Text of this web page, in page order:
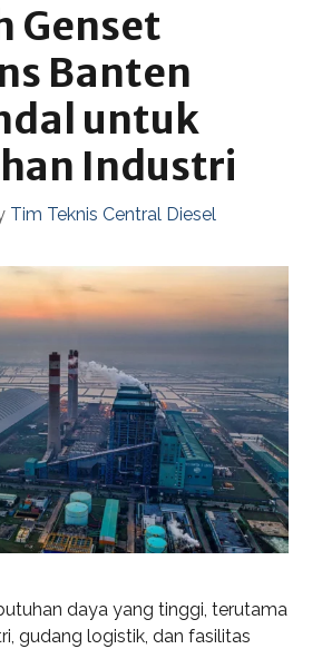
Genset
Banten
untuk
Industri
Tim Teknis Central Diesel
daya yang tinggi, terutama
gudang logistik, dan fasilitas